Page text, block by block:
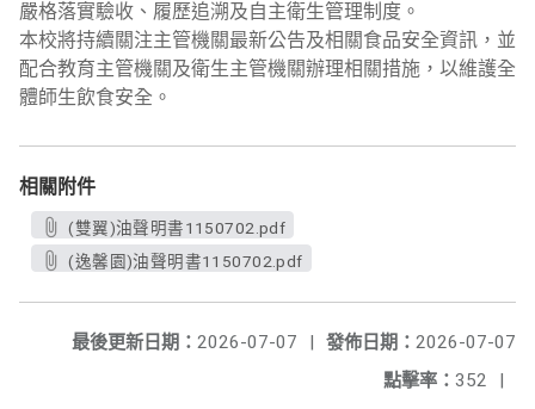
嚴格落實驗收、履歷追溯及自主衛生管理制度。
本校將持續關注主管機關最新公告及相關食品安全資訊，並
配合教育主管機關及衛生主管機關辦理相關措施，以維護全
體師生飲食安全。
相關附件
(雙翼)油聲明書1150702.pdf
(逸馨園)油聲明書1150702.pdf
發佈日期： 2026-07-07
最後更新日期： 2026-07-07
|
點擊率： 352 |